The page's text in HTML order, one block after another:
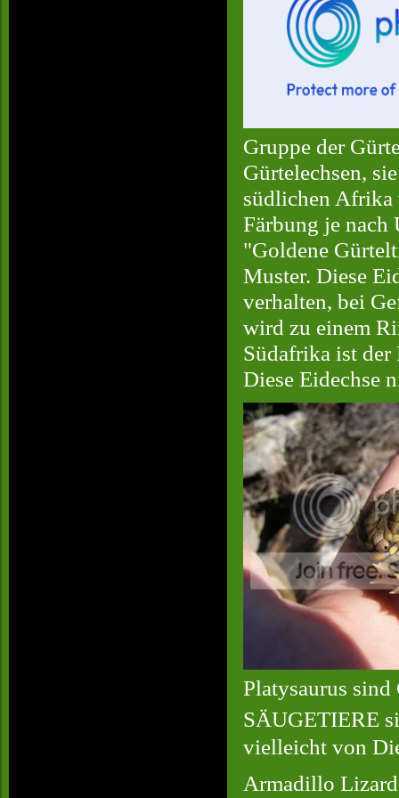
Gruppe der
Gürtelechsen,
südlichen Afrika
Färbung je nach
"Goldene
Muster. Diese
verhalten, bei
wird zu einem
Südafrika ist
Diese Eidechse
Platysaurus sind
SÄUGETIERE
vielleicht von
Armadillo